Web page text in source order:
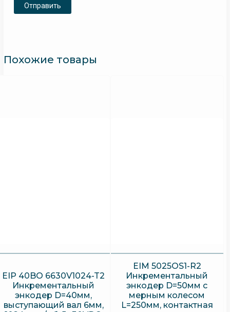
Похожие товары
EIP 40BO 6630V1024-T2
Инкрементальный
энкодер D=40мм,
выступающий вал 6мм,
EIM 5025OS1-R2
Инкрементальный
энкодер D=50мм с
мерным колесом
L=250мм, контактная